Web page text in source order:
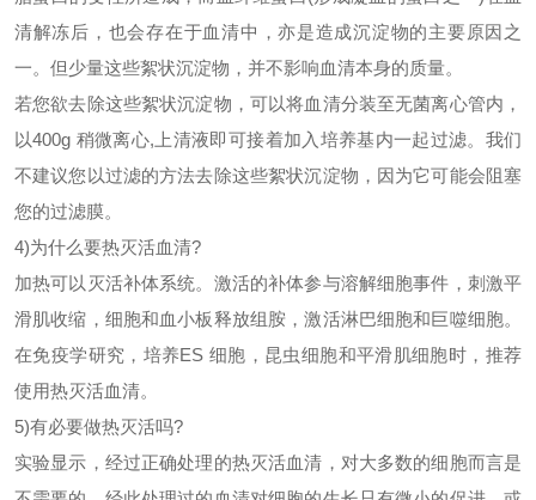
清解冻后，也会存在于血清中，亦是造成沉淀物的主要原因之
一。但少量这些絮状沉淀物，并不影响血清本身的质量。
若您欲去除这些絮状沉淀物，可以将血清分装至无菌离心管内，
以400g 稍微离心,上清液即可接着加入培养基内一起过滤。我们
不建议您以过滤的方法去除这些絮状沉淀物，因为它可能会阻塞
您的过滤膜。
4)为什么要热灭活血清?
加热可以灭活补体系统。激活的补体参与溶解细胞事件，刺激平
滑肌收缩，细胞和血小板释放组胺，激活淋巴细胞和巨噬细胞。
在免疫学研究，培养ES 细胞，昆虫细胞和平滑肌细胞时，推荐
使用热灭活血清。
5)有必要做热灭活吗?
实验显示，经过正确处理的热灭活血清，对大多数的细胞而言是